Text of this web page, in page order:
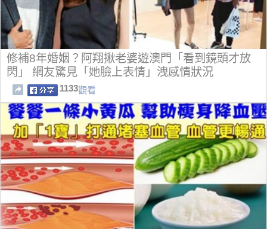
修補8年婚姻？阿翔揪老婆遊澳門「看到鏡頭才放
閃」 網友驚見「她臉上表情」洩感情狀況
1133觀看